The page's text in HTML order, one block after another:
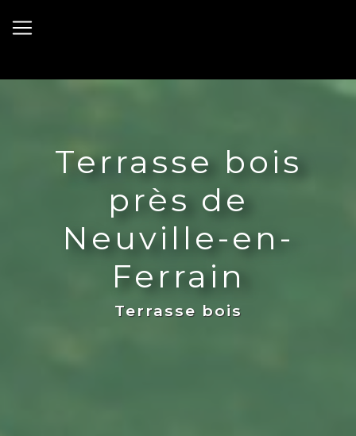
Terrasse bois
près de
Neuville-en-
Ferrain
Terrasse bois